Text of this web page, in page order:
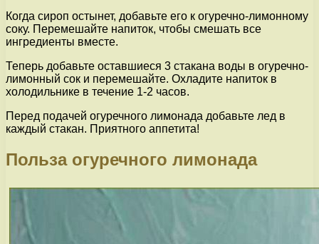
Когда сироп остынет, добавьте его к огуречно-лимонному
соку. Перемешайте напиток, чтобы смешать все
ингредиенты вместе.
Теперь добавьте оставшиеся 3 стакана воды в огуречно-
лимонный сок и перемешайте. Охладите напиток в
холодильнике в течение 1-2 часов.
Перед подачей огуречного лимонада добавьте лед в
каждый стакан. Приятного аппетита!
Польза огуречного лимонада